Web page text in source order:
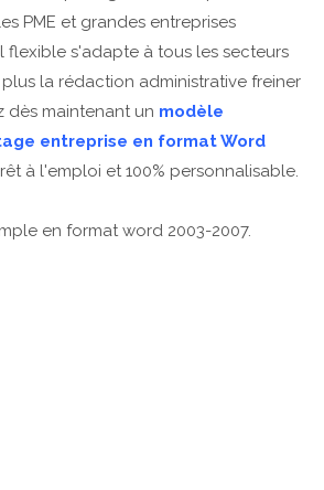
PME et grandes entreprises
flexible s'adapte à tous les secteurs
la rédaction administrative freiner
dès maintenant un modèle
entreprise en format Word
à l'emploi et 100% personnalisable.
en format word 2003-2007.